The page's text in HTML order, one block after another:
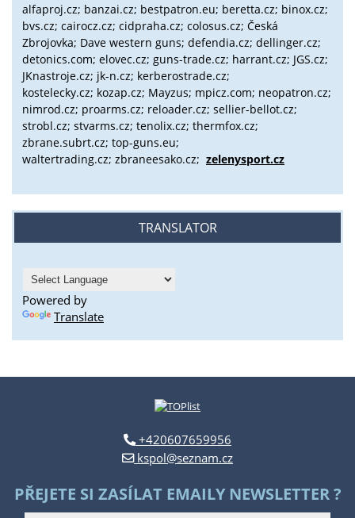
alfaproj.cz; banzai.cz; bestpatron.eu; beretta.cz; binox.cz;
bvs.cz; cairocz.cz; cidpraha.cz; colosus.cz; Česká
Zbrojovka; Dave western guns; defendia.cz; dellinger.cz;
detonics.com; elovec.cz; guns-trade.cz; harrant.cz; JGS.cz;
JKnastroje.cz; jk-n.cz; kerberostrade.cz;
kostelecky.cz; kozap.cz; Mayzus; mpicz.com; neopatron.cz;
nimrod.cz; proarms.cz; reloader.cz; sellier-bellot.cz;
strobl.cz; stvarms.cz; tenolix.cz; thermfox.cz;
zbrane.subrt.cz; top-guns.eu;
waltertrading.cz; zbraneesako.cz; zelenysport.cz
TRANSLATOR
Powered by
Translate
+420607659956
kspol@seznam.cz
PŘEJETE SI ZASÍLAT EMAILY NEWSLETTER ?